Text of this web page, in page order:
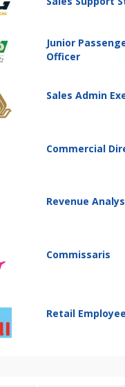
Junior
Officer
Sales Admin
Commercial
Revenue
Commissaris
Retail Employee